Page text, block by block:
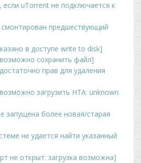
если uTorrent не подключается к
предшествующий
в доступе write to disk]
сохранить файл]
прав для удаления
загрузить HTA: unknown
запущена более новая/старая
не удается найти указанный
не открыт: загрузка возможна]